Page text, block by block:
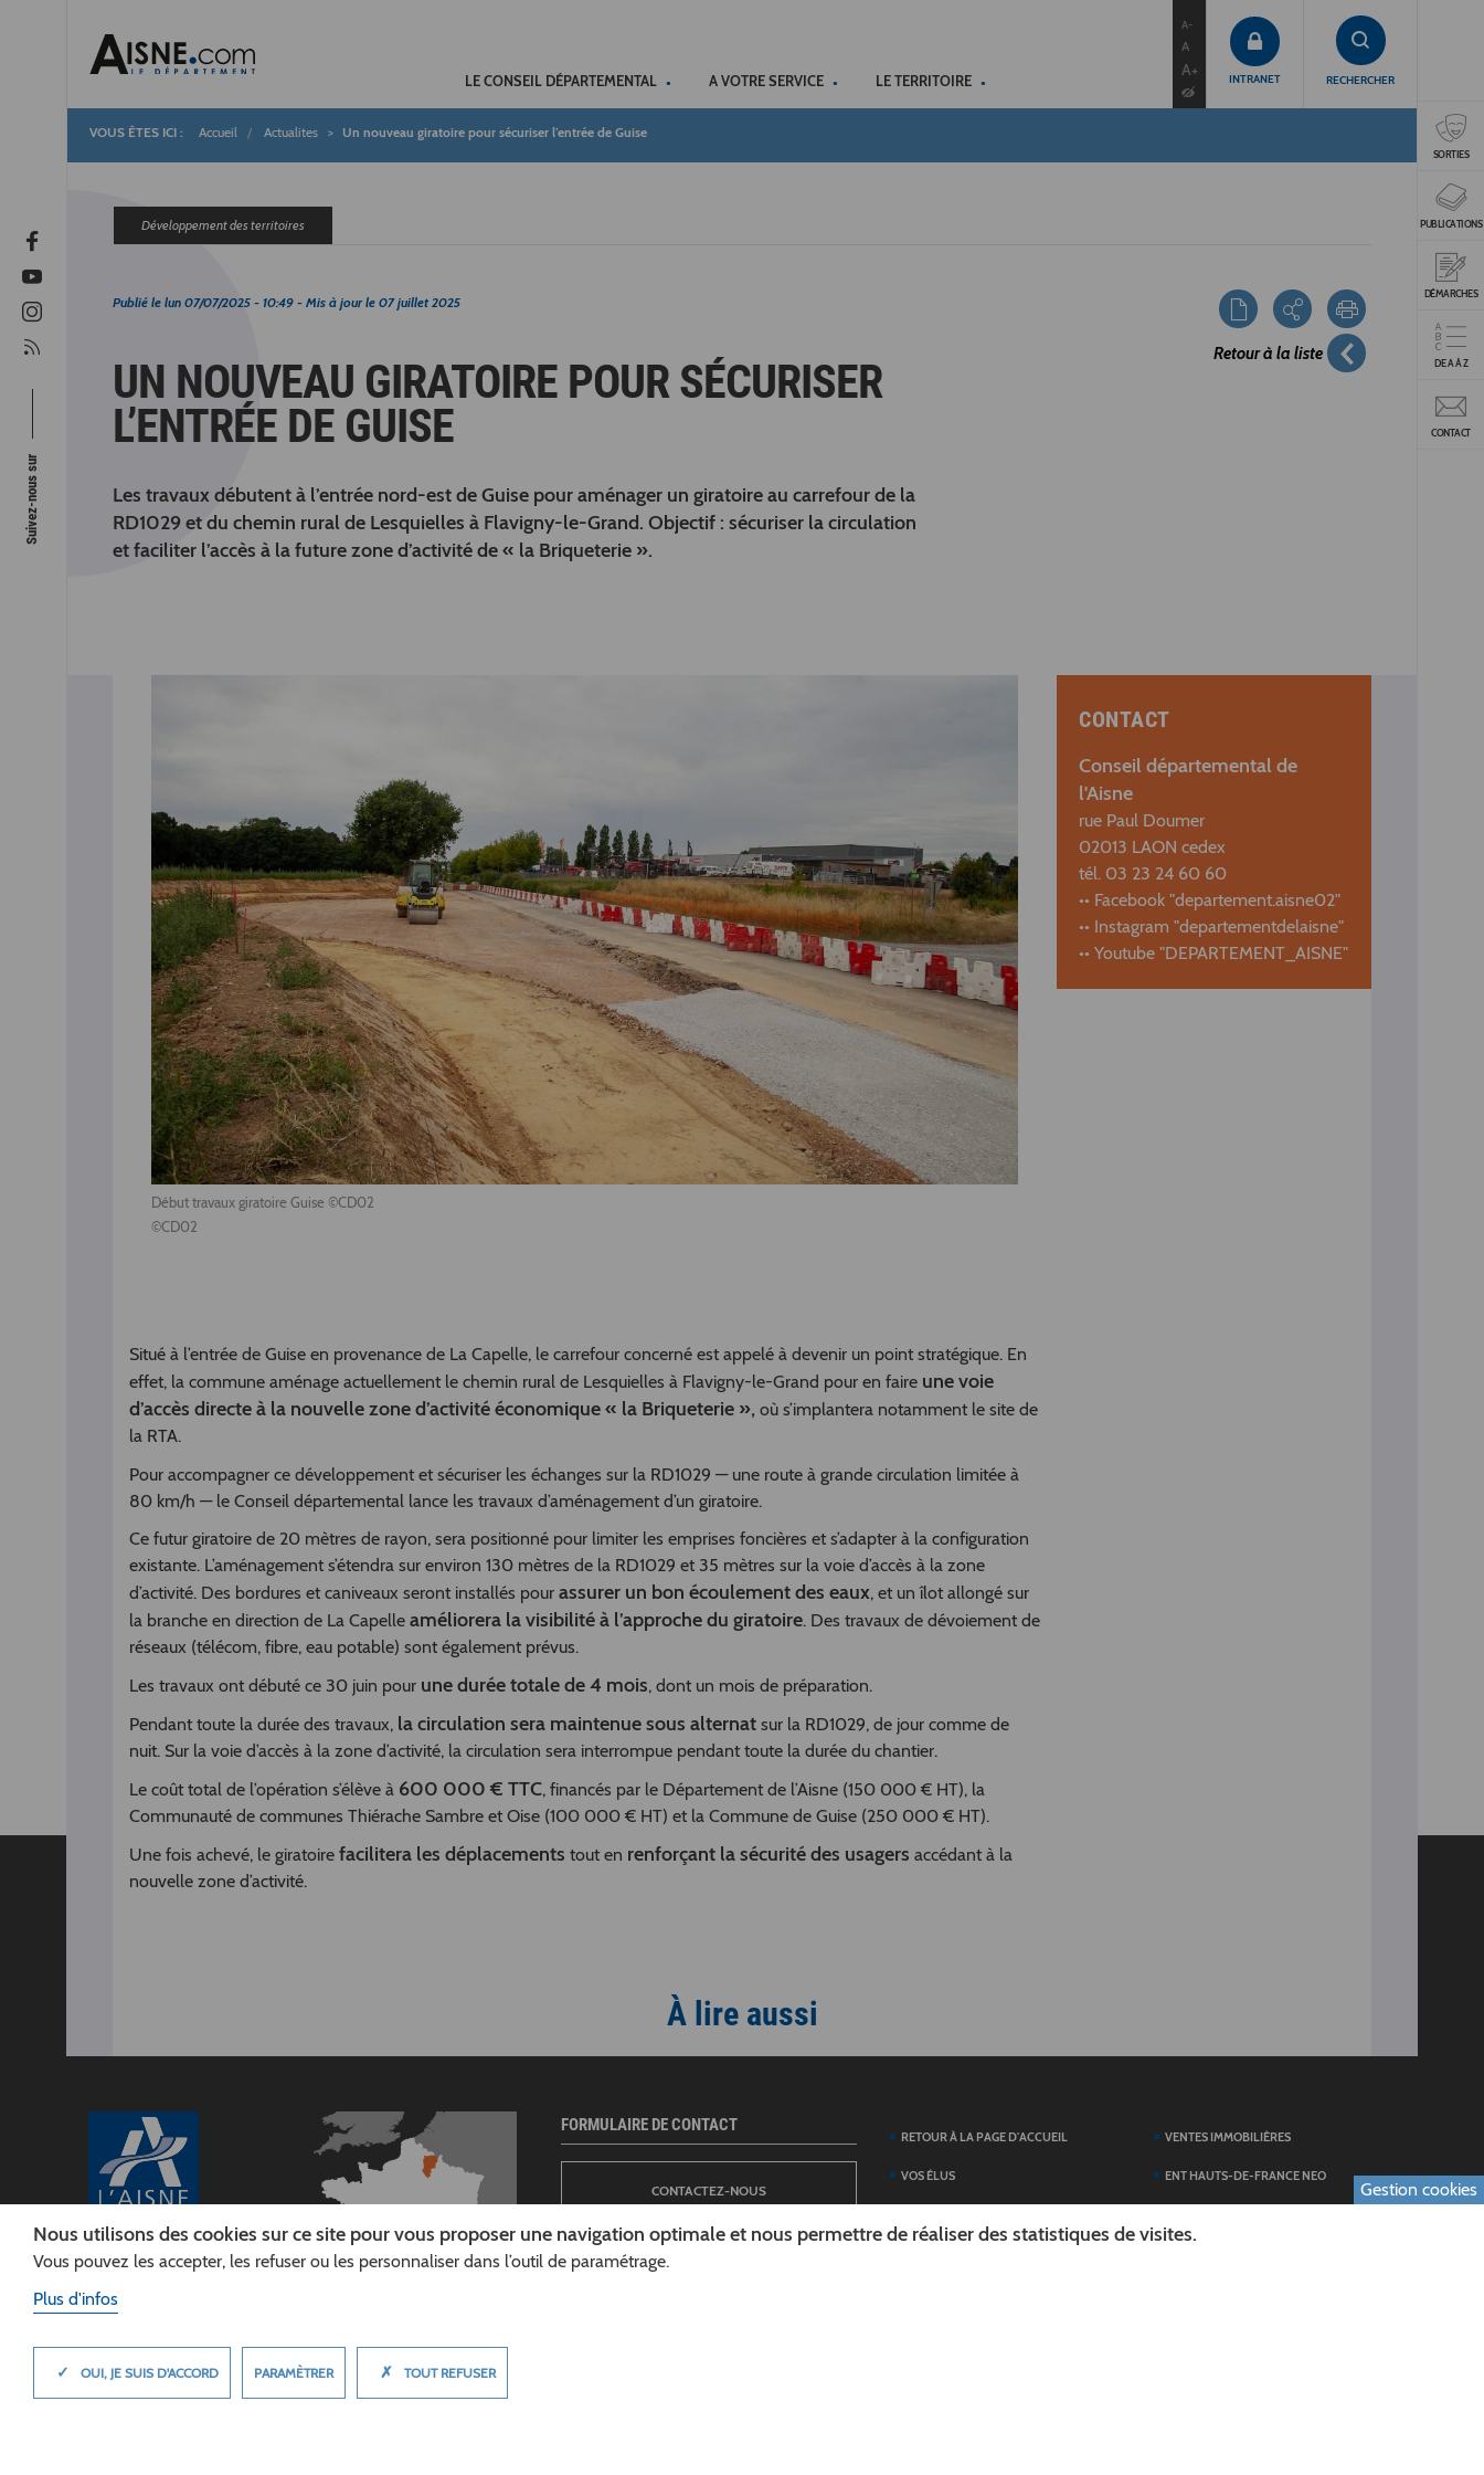
LE CONSEIL DÉPARTEMENTAL A VOTRE SERVICE LE TERRITOIRE
A-
A
A+ INTRANET RECHERCHER
SORTIES
PUBLICATIONS
DÉMARCHES
DE A À Z
CONTACT
Fil
d'Ariane
Accueil Actualites Un nouveau giratoire pour sécuriser l’entrée de Guise
Développement des territoires
Retour à la liste
Publié le lun 07/07/2025 - 10:49 - Mis à jour le 07 juillet 2025
UN NOUVEAU GIRATOIRE POUR SÉCURISER
L’ENTRÉE DE GUISE
Les travaux débutent à l’entrée nord-est de Guise pour aménager un giratoire au carrefour de la
RD1029 et du chemin rural de Lesquielles à Flavigny-le-Grand. Objectif : sécuriser la circulation
et faciliter l’accès à la future zone d’activité de « la Briqueterie ».
Début travaux giratoire Guise ©CD02
©CD02
Situé à l’entrée de Guise en provenance de La Capelle, le carrefour concerné est appelé à devenir un point stratégique. En
effet, la commune aménage actuellement le chemin rural de Lesquielles à Flavigny-le-Grand pour en faire une voie
d’accès directe à la nouvelle zone d’activité économique « la Briqueterie », où s’implantera notamment le site de
la RTA.
Pour accompagner ce développement et sécuriser les échanges sur la RD1029 — une route à grande circulation limitée à
80 km/h — le Conseil départemental lance les travaux d’aménagement d’un giratoire.
Ce futur giratoire de 20 mètres de rayon, sera positionné pour limiter les emprises foncières et s’adapter à la configuration
existante. L’aménagement s’étendra sur environ 130 mètres de la RD1029 et 35 mètres sur la voie d’accès à la zone
d’activité. Des bordures et caniveaux seront installés pour assurer un bon écoulement des eaux, et un îlot allongé sur
la branche en direction de La Capelle améliorera la visibilité à l’approche du giratoire. Des travaux de dévoiement de
réseaux (télécom, fibre, eau potable) sont également prévus.
Les travaux ont débuté ce 30 juin pour une durée totale de 4 mois, dont un mois de préparation.
Pendant toute la durée des travaux, la circulation sera maintenue sous alternat sur la RD1029, de jour comme de
nuit. Sur la voie d’accès à la zone d’activité, la circulation sera interrompue pendant toute la durée du chantier.
Le coût total de l’opération s’élève à 600 000 € TTC, financés par le Département de l’Aisne (150 000 € HT), la
Communauté de communes Thiérache Sambre et Oise (100 000 € HT) et la Commune de Guise (250 000 € HT).
Une fois achevé, le giratoire facilitera les déplacements tout en renforçant la sécurité des usagers accédant à la
nouvelle zone d’activité.
CONTACT
Conseil départemental de
l'Aisne
rue Paul Doumer
02013 LAON cedex
tél. 03 23 24 60 60
•• Facebook "departement.aisne02"
•• Instagram "departementdelaisne"
•• Youtube "DEPARTEMENT_AISNE"
À lire aussi
CONSEIL
L'AISNE
Rue Paul Doumer
FORMULAIRE DE CONTACT
CONTACTEZ-NOUS
RETOUR À LA PAGE D'ACCUEIL
VOS ÉLUS
DÉPARTEMENT
VENTES IMMOBILIÈRES
ENT HAUTS-DE-FRANCE NEO
Gestion cookies
Nous utilisons des cookies sur ce site pour vous proposer une navigation optimale et nous permettre de réaliser des statistiques de visites.
Vous pouvez les accepter, les refuser ou les personnaliser dans l’outil de paramétrage.
Plus d'infos
✓ OUI, JE SUIS D'ACCORD PARAMÈTRER ✗ TOUT REFUSER
MASQUER